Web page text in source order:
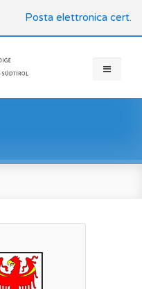
Posta elettronica cert.